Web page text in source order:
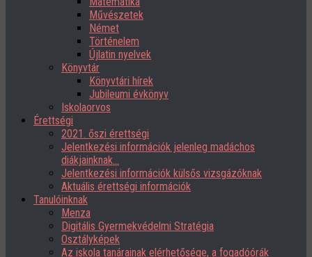
Művészetek
Német
Történelem
Újlatin nyelvek
Könyvtár
Könyvtári hírek
Jubileumi évkönyv
Iskolaorvos
Érettségi
2021. őszi érettségi
Jelentkezési információk jelenleg madáchos
diákjainknak…
Jelentkezési információk külsős vizsgázóknak
Aktuális érettségi információk
Tanulóinknak
Menza
Digitális Gyermekvédelmi Stratégia
Osztályképek
Az iskola tanárainak elérhetősége, a fogadóórák